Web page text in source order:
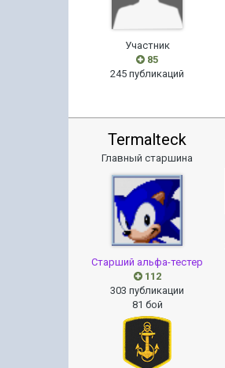
Участник
85
245 публикаций
Termalteck
Главный старшина
Старший альфа-тестер
112
303 публикации
81 бой